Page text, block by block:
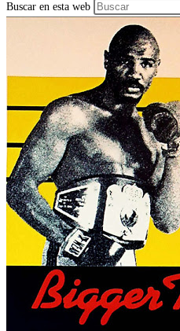
Buscar en esta web